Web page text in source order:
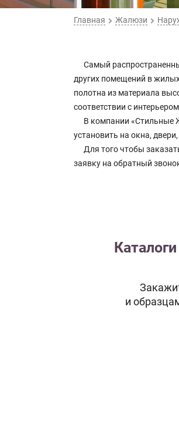
Главная Жалюзи
Самый
других помещений в
полотна из материала
соответствии с
В компании «Стильные
установить на окна,
Для того чтобы
заявку на обратный
и